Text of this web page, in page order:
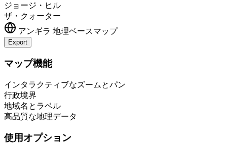
ジョージ・ヒル
ザ・クォーター
アンギラ 地理ベースマップ
Export
+
マップ機能
インタラクティブなズームとパン
行政境界
地域名とラベル
高品質な地理データ
使用オプション